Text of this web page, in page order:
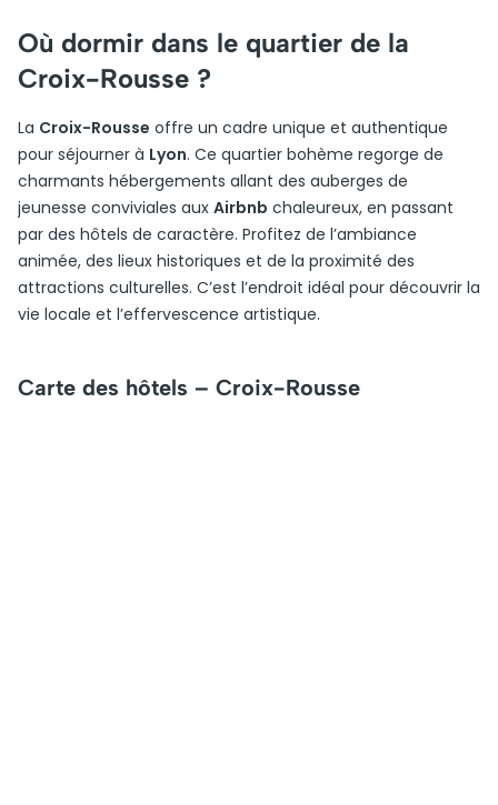
Où dormir dans le quartier de la
Croix-Rousse ?
La Croix-Rousse offre un cadre unique et authentique
pour séjourner à Lyon. Ce quartier bohème regorge de
charmants hébergements allant des auberges de
jeunesse conviviales aux Airbnb chaleureux, en passant
par des hôtels de caractère. Profitez de l’ambiance
animée, des lieux historiques et de la proximité des
attractions culturelles. C’est l’endroit idéal pour découvrir la
vie locale et l’effervescence artistique.
Carte des hôtels – Croix-Rousse